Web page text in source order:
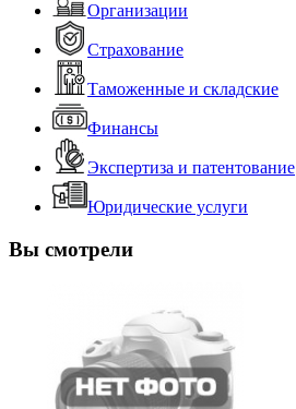
Организации
Страхование
Таможенные и складские
Финансы
Экспертиза и патентование
Юридические услуги
Вы смотрели